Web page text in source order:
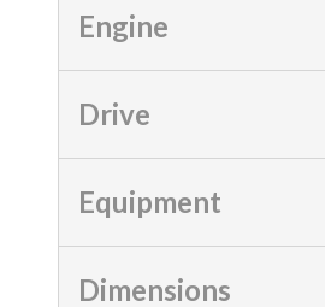
Engine
Drive
Equipment
Dimensions